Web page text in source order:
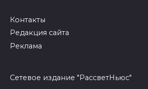
Контакты
Редакция сайта
Реклама
Сетевое издание "РассветНьюс"